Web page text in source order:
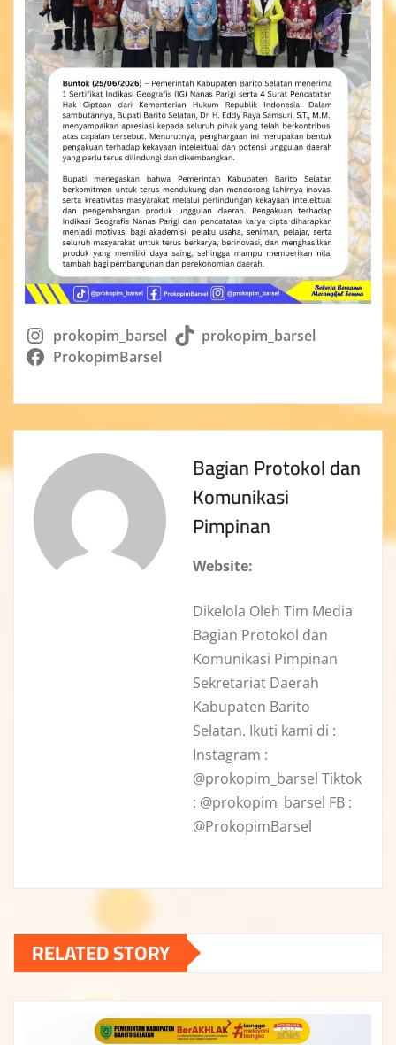
prokopim_barsel
prokopim_barsel
ProkopimBarsel
Bagian Protokol dan
Komunikasi
Pimpinan
Website:
Dikelola Oleh Tim Media
Bagian Protokol dan
Komunikasi Pimpinan
Sekretariat Daerah
Kabupaten Barito
Selatan. Ikuti kami di :
Instagram :
@prokopim_barsel Tiktok
: @prokopim_barsel FB :
@ProkopimBarsel
RELATED STORY